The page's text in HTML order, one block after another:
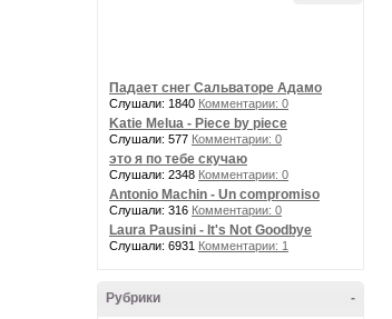
Падает снег Сальваторе Адамо
Слушали: 1840 Комментарии: 0
Katie Melua - Piece by piece
Слушали: 577 Комментарии: 0
это я по тебе скучаю
Слушали: 2348 Комментарии: 0
Antonio Machin - Un compromiso
Слушали: 316 Комментарии: 0
Laura Pausini - It's Not Goodbye
Слушали: 6931 Комментарии: 1
-
Рубрики